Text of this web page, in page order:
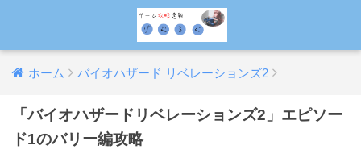
ホーム バイオハザード リベレーションズ2
「バイオハザードリベレーションズ2」エピソー
ド1のバリー編攻略